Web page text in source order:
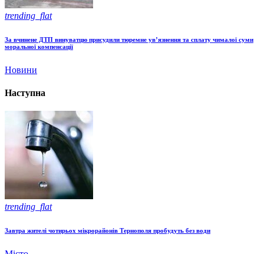
trending_flat
За вчинене ДТП винуватцю присудили тюремне ув’язнення та сплату чималої суми
моральної компенсації
Новини
Наступна
trending_flat
Завтра жителі чотирьох мікрорайонів Тернополя пробудуть без води